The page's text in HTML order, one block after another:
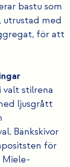
bastu som
utrustad med
för att
valt stilrena
ljusgrått
Bänkskivor
för
Miele-